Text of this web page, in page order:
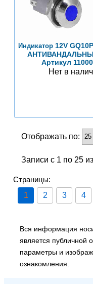
Индикатор12V
Артикул
Нет в
Отображать по:
Записи с 1 по 25
Страницы:
1
2 3 4
Вся информация
является публичной
параметры и
ознакомления.